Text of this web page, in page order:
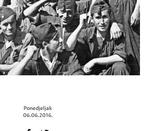
Ponedjeljak
06.06.2016.